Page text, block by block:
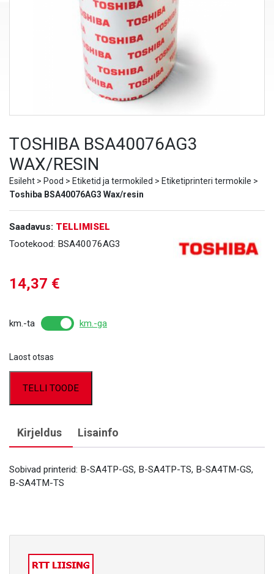
TOSHIBA BSA40076AG3
WAX/RESIN
Esileht > Pood > Etiketid ja termokiled > Etiketiprinteri termokile >
Toshiba BSA40076AG3 Wax/resin
Saadavus: TELLIMISEL
Tootekood: BSA40076AG3
14,37 €
km.-ta km.-ga
Laost otsas
TELLI TOODE
Kirjeldus Lisainfo
Sobivad printerid: B-SA4TP-GS, B-SA4TP-TS, B-SA4TM-GS,
B-SA4TM-TS